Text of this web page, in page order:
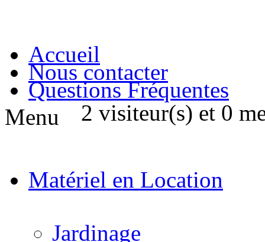
2 visiteur(s) et 0
Accueil
Nous contacter
Questions Fréquentes
Menu
Matériel en Location
Jardinage